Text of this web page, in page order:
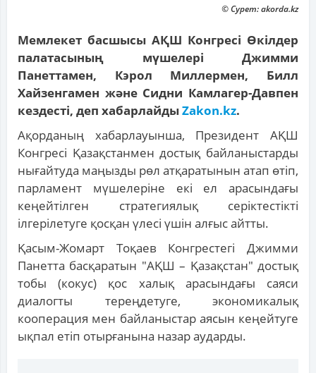
© Сурет: akorda.kz
Мемлекет басшысы АҚШ Конгресі Өкілдер
палатасының мүшелері Джимми
Панеттамен, Кэрол Миллермен, Билл
Хайзенгамен және Сидни Камлагер-Давпен
кездесті, деп хабарлайдыZakon.kz.
Ақорданың хабарлауынша, Президент АҚШ
Конгресі Қазақстанмен достық байланыстарды
нығайтуда маңызды рөл атқаратынын атап өтіп,
парламент мүшелеріне екі ел арасындағы
кеңейтілген стратегиялық серіктестікті
ілгерілетуге қосқан үлесі үшін алғыс айтты.
Қасым-Жомарт Тоқаев Конгрестегі Джимми
Панетта басқаратын "АҚШ – Қазақстан" достық
тобы (кокус) қос халық арасындағы саяси
диалогты тереңдетуге, экономикалық
кооперация мен байланыстар аясын кеңейтуге
ықпал етіп отырғанына назар аударды.